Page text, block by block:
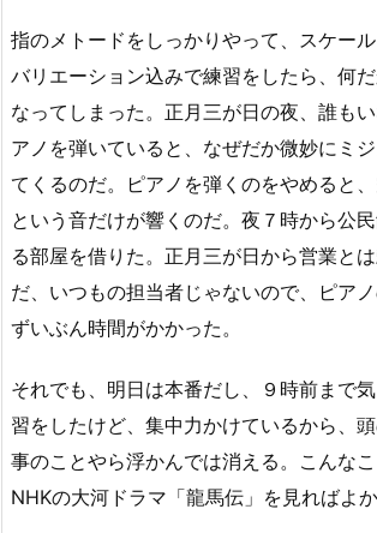
指のメトードをしっかりやって、スケー
バリエーション込みで練習をしたら、何
なってしまった。正月三が日の夜、誰も
アノを弾いていると、なぜだか微妙にミ
てくるのだ。ピアノを弾くのをやめると
という音だけが響くのだ。夜７時から公
る部屋を借りた。正月三が日から営業と
だ、いつもの担当者じゃないので、ピア
ずいぶん時間がかかった。
それでも、明日は本番だし、９時前まで
習をしたけど、集中力かけているから、
事のことやら浮かんでは消える。こんな
NHKの大河ドラマ「龍馬伝」を見ればよか